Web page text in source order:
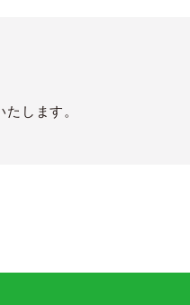
します。